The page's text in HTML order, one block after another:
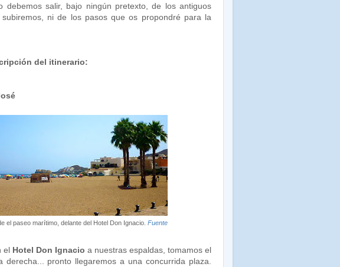
debemos salir, bajo ningún pretexto, de los antiguos
ni de los pasos que os propondré para la
del itinerario:
el paseo marítimo, delante del Hotel Don Ignacio. Fuente
el Hotel Don Ignacio a nuestras espaldas, tomamos el
derecha... pronto llegaremos a una concurrida plaza.